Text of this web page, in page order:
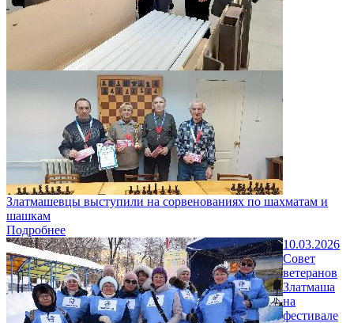
Златмашевцы выступили на сорвенованиях по шахматам и
шашкам
Подробнее
10.03.2026
Совет
ветеранов
Златмаша
на
фестивале